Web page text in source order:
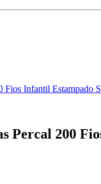
Infantil Estampado
Percal 200